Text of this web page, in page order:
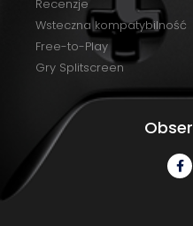
Recenzje
Wsteczna kompatybilność
Free-to-Play
Gry Splitscreen